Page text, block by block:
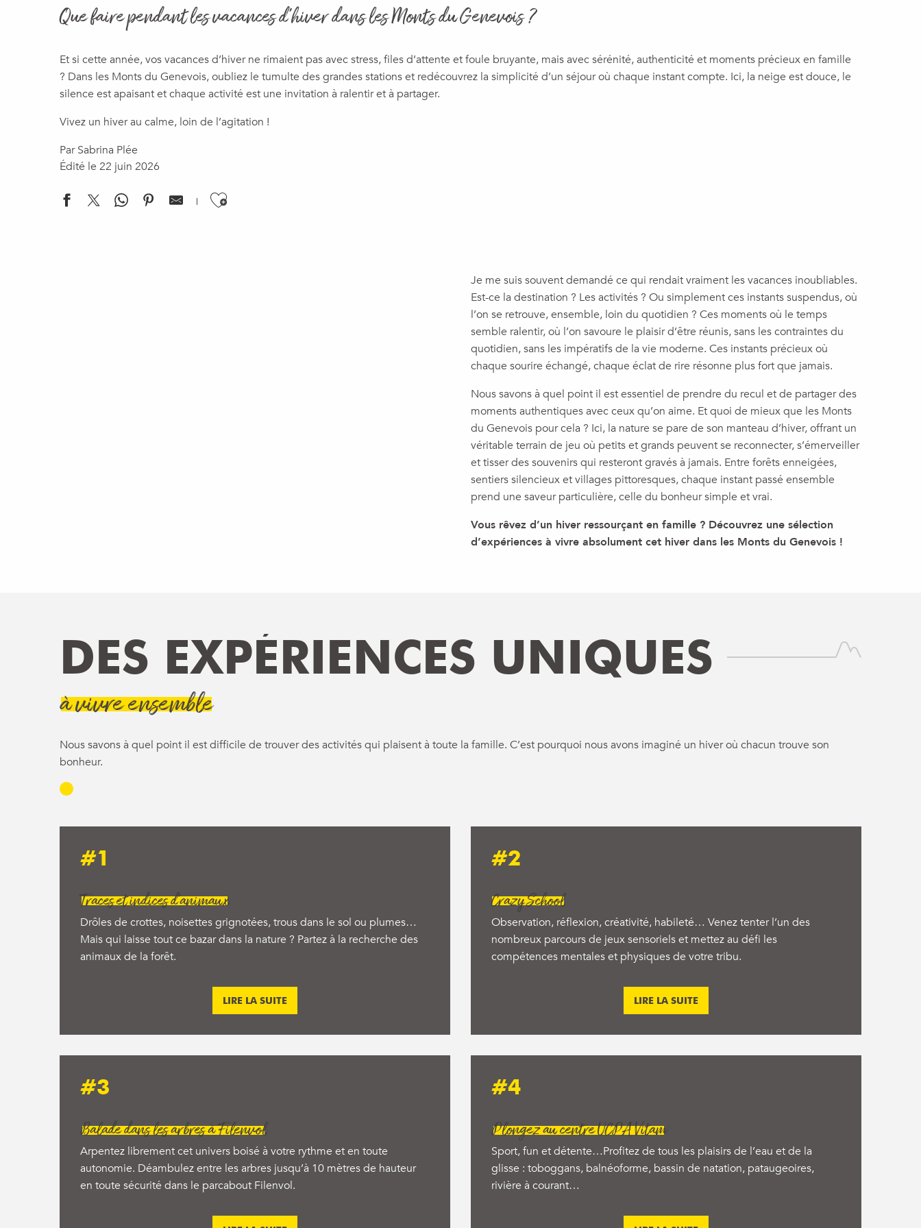
Que faire pendant les vacances d'hiver dans les Monts du Genevois ?
Et si cette année, vos vacances d’hiver ne rimaient pas avec stress, files d’attente et foule bruyante, mais avec sérénité, authenticité et moments précieux en famille
? Dans les Monts du Genevois, oubliez le tumulte des grandes stations et redécouvrez la simplicité d’un séjour où chaque instant compte. Ici, la neige est douce, le
silence est apaisant et chaque activité est une invitation à ralentir et à partager.
Vivez un hiver au calme, loin de l’agitation !
Par Sabrina Plée
Édité le 22 juin 2026
Ajouter aux favoris
Je me suis souvent demandé ce qui rendait vraiment les vacances inoubliables.
Est-ce la destination ? Les activités ? Ou simplement ces instants suspendus, où
l’on se retrouve, ensemble, loin du quotidien ? Ces moments où le temps
semble ralentir, où l’on savoure le plaisir d’être réunis, sans les contraintes du
quotidien, sans les impératifs de la vie moderne. Ces instants précieux où
chaque sourire échangé, chaque éclat de rire résonne plus fort que jamais.
Nous savons à quel point il est essentiel de prendre du recul et de partager des
moments authentiques avec ceux qu’on aime. Et quoi de mieux que les Monts
du Genevois pour cela ? Ici, la nature se pare de son manteau d’hiver, offrant un
véritable terrain de jeu où petits et grands peuvent se reconnecter, s’émerveiller
et tisser des souvenirs qui resteront gravés à jamais. Entre forêts enneigées,
sentiers silencieux et villages pittoresques, chaque instant passé ensemble
prend une saveur particulière, celle du bonheur simple et vrai.
Vous rêvez d’un hiver ressourçant en famille ? Découvrez une sélection
d’expériences à vivre absolument cet hiver dans les Monts du Genevois !
DES EXPÉRIENCES UNIQUES
à vivre ensemble
Nous savons à quel point il est difficile de trouver des activités qui plaisent à toute la famille. C’est pourquoi nous avons imaginé un hiver où chacun trouve son
bonheur.
#1
Traces et indices d’animaux
Drôles de crottes, noisettes grignotées, trous dans le sol ou plumes…
Mais qui laisse tout ce bazar dans la nature ? Partez à la recherche des
animaux de la forêt.
LIRE LA SUITE
#2
Crazy School
Observation, réflexion, créativité, habileté… Venez tenter l’un des
nombreux parcours de jeux sensoriels et mettez au défi les
compétences mentales et physiques de votre tribu.
LIRE LA SUITE
#3
Balade dans les arbres à Filenvol
Arpentez librement cet univers boisé à votre rythme et en toute
autonomie. Déambulez entre les arbres jusqu’à 10 mètres de hauteur
en toute sécurité dans le parcabout Filenvol.
#4
Plongez au centre UCPA Vitam
Sport, fun et détente…Profitez de tous les plaisirs de l’eau et de la
glisse : toboggans, balnéoforme, bassin de natation, pataugeoires,
rivière à courant…